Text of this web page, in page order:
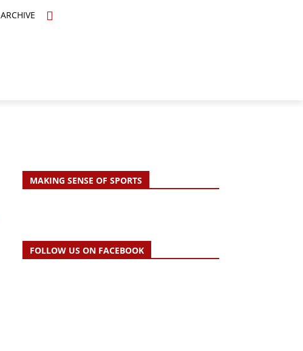
ARCHIVE
MAKING SENSE OF SPORTS
FOLLOW US ON FACEBOOK